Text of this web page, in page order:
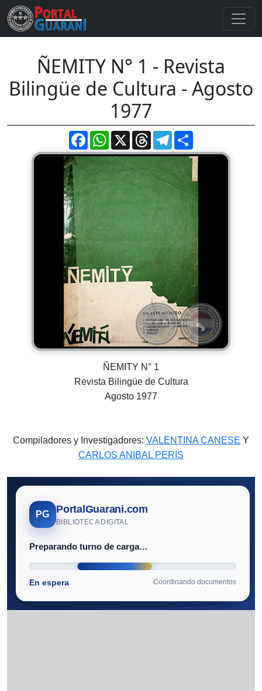
ÑEMITY N° 1 - Revista
Bilingüe de Cultura - Agosto
1977
FacebookWhatsApp
X ThreadsTelegram
ÑEMITY N° 1
Revista Bilingüe de Cultura
Agosto 1977
Compiladores y Investigadores: VALENTINA CANESE Y
CARLOS ANIBAL PERIS